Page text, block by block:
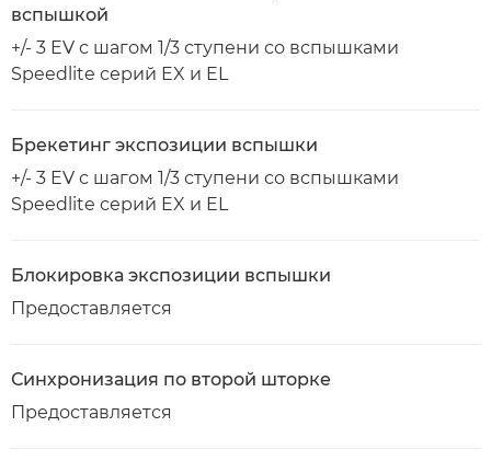
вспышкой
+/- 3 EV с шагом 1/3 ступени со вспышками
Speedlite серий EX и EL
Брекетинг экспозиции вспышки
+/- 3 EV с шагом 1/3 ступени со вспышками
Speedlite серий EX и EL
Блокировка экспозиции вспышки
Предоставляется
Синхронизация по второй шторке
Предоставляется